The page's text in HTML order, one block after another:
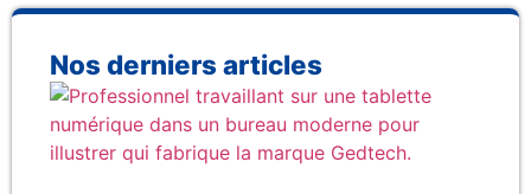
Nos derniers articles